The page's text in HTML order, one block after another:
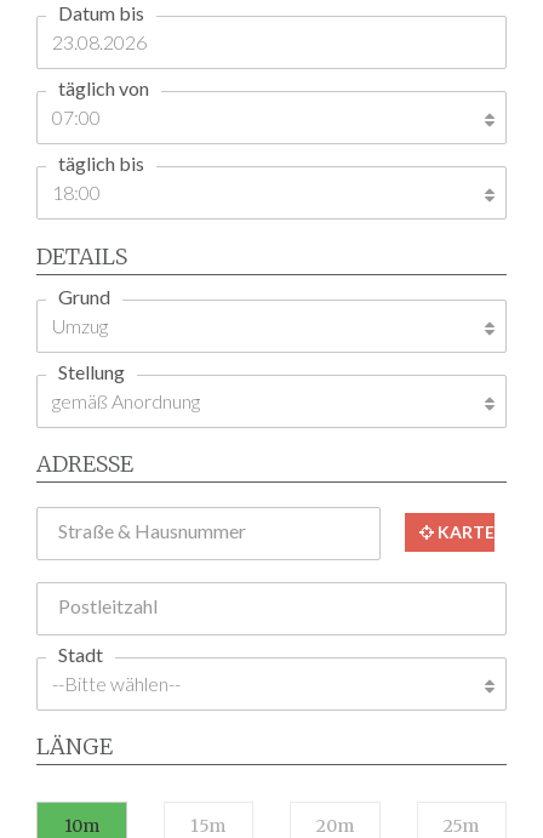
Datum bis
täglich von
täglich bis
DETAILS
Grund
Stellung
ADRESSE
Straße & Hausnummer KARTE
Postleitzahl
Stadt
LÄNGE
10m 15m 20m 25m